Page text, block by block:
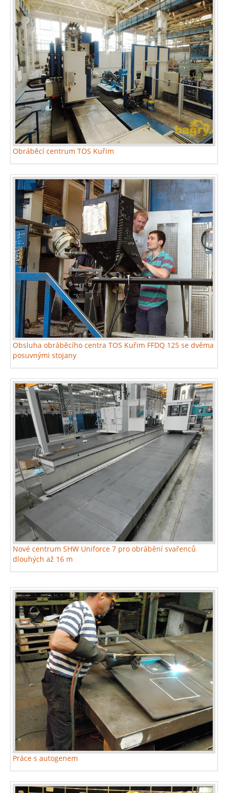
Obráběcí centrum TOS Kuřim
Obsluha obráběcího centra TOS Kuřim FFDQ 125 se dvěma
posuvnými stojany
Nové centrum SHW Uniforce 7 pro obrábění svařenců
dlouhých až 16 m
Práce s autogenem